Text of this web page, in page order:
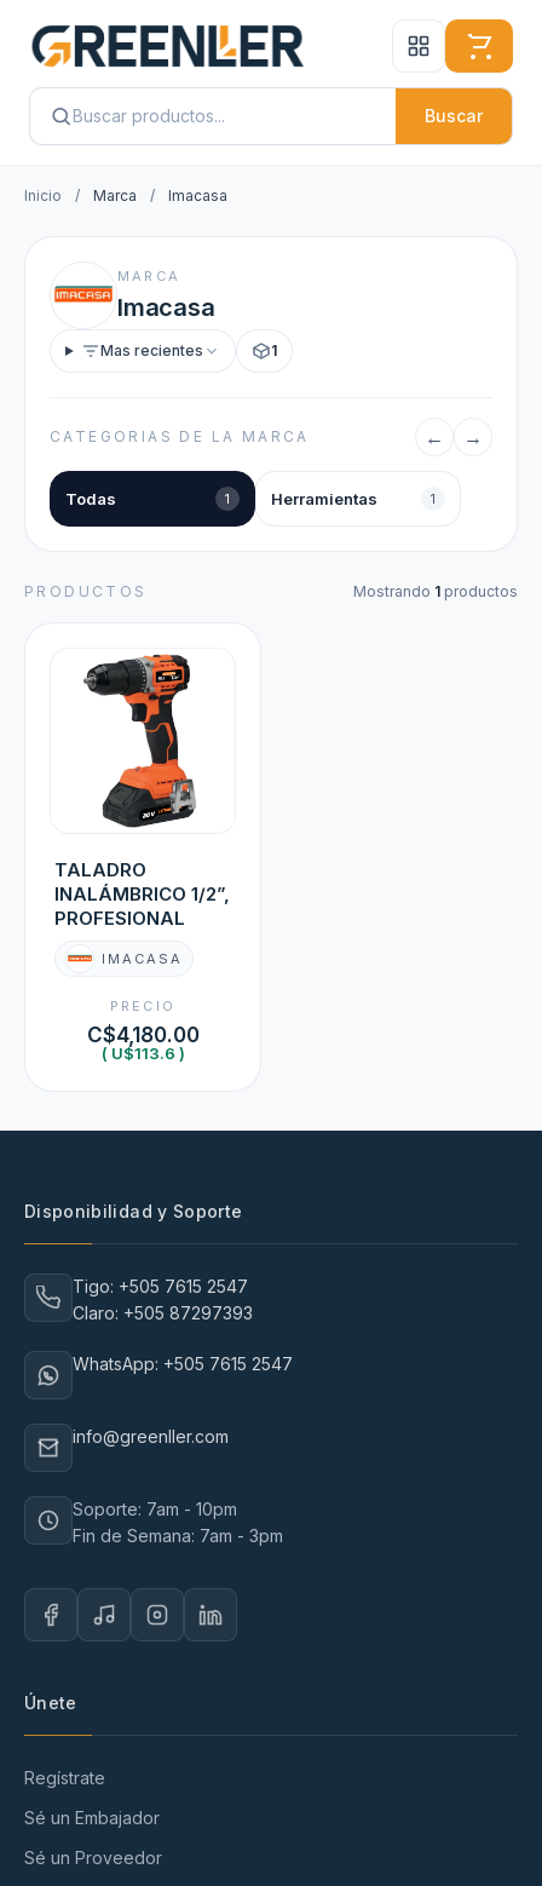
Buscar
Inicio / Marca / Imacasa
MARCA
Imacasa
Mas recientes 1
CATEGORIAS DE LA MARCA ← →
Todas 1 Herramientas 1
PRODUCTOS Mostrando 1 productos
TALADRO
INALÁMBRICO 1/2”,
PROFESIONAL
IMACASA
PRECIO
C$4,180.00
( U$113.6 )
Disponibilidad y Soporte
Tigo: +505 7615 2547
Claro: +505 87297393
WhatsApp: +505 7615 2547
info@greenller.com
Soporte: 7am - 10pm
Fin de Semana: 7am - 3pm
Únete
Regístrate
Sé un Embajador
Sé un Proveedor